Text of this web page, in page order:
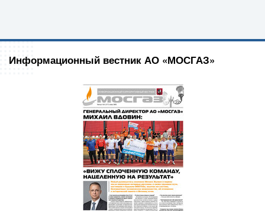
Информационный вестник АО «МОСГАЗ»